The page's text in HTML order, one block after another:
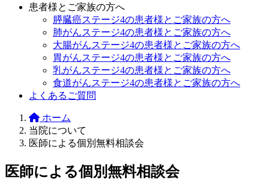
患者様とご家族の方へ
膵臓癌ステージ4の患者様とご家族の方へ
肺がんステージ4の患者様とご家族の方へ
大腸がんステージ4の患者様とご家族の方へ
胃がんステージ4の患者様とご家族の方へ
乳がんステージ4の患者様とご家族の方へ
食道がんステージ4の患者様とご家族の方へ
よくあるご質問
ホーム
当院について
医師による個別無料相談会
医師による個別無料相談会